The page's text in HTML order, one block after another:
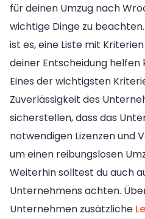
für deinen Umzug nach
wichtige Dinge zu
ist es, eine Liste mit
deiner Entscheidung helfen
Eines der wichtigsten
Zuverlässigkeit des
sicherstellen, dass das
notwendigen Lizenzen und
um einen reibungslosen
Weiterhin solltest du auch
Unternehmens achten.
Unternehmen zusätzliche